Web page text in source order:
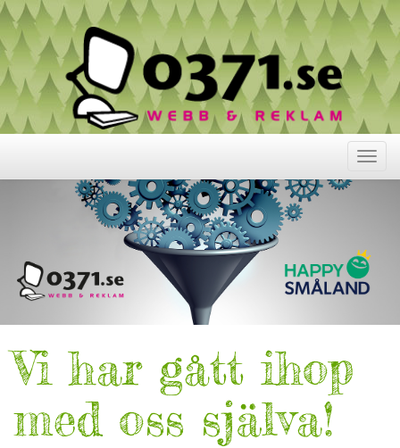
Visa
meny
Vi har gått ihop
med oss själva!